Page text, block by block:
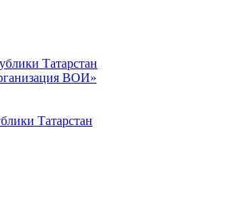
Татарстан
ВОИ»
Татарстан